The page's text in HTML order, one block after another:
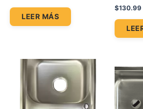
LEER MÁS
$130.99